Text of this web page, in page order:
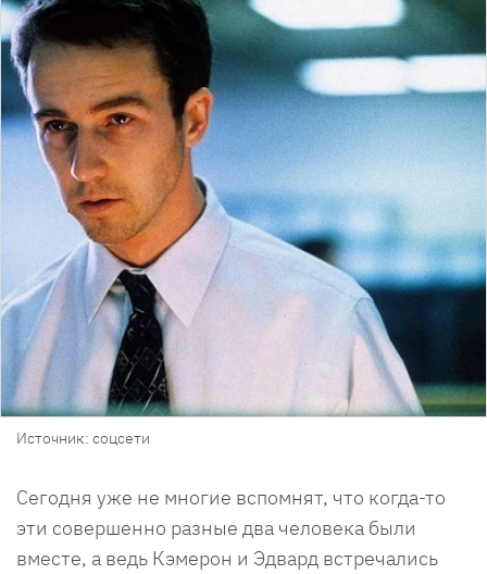
Источник: соцсети
Сегодня уже не многие вспомнят, что когда-то
эти совершенно разные два человека были
вместе, а ведь Кэмерон и Эдвард встречались